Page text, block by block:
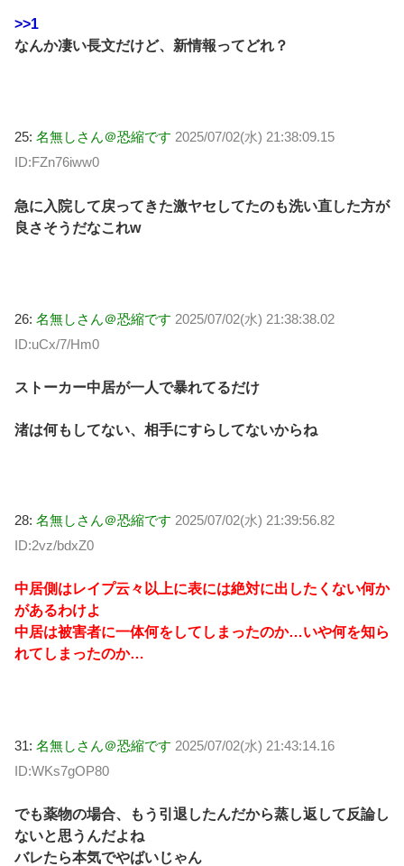
>>1
なんか凄い長文だけど、新情報ってどれ？
25: 名無しさん＠恐縮です 2025/07/02(水) 21:38:09.15
ID:FZn76iww0
急に入院して戻ってきた激ヤセしてたのも洗い直した方が
良さそうだなこれw
26: 名無しさん＠恐縮です 2025/07/02(水) 21:38:38.02
ID:uCx/7/Hm0
ストーカー中居が一人で暴れてるだけ
渚は何もしてない、相手にすらしてないからね
28: 名無しさん＠恐縮です 2025/07/02(水) 21:39:56.82
ID:2vz/bdxZ0
中居側はレイプ云々以上に表には絶対に出したくない何か
があるわけよ
中居は被害者に一体何をしてしまったのか…いや何を知ら
れてしまったのか…
31: 名無しさん＠恐縮です 2025/07/02(水) 21:43:14.16
ID:WKs7gOP80
でも薬物の場合、もう引退したんだから蒸し返して反論し
ないと思うんだよね
バレたら本気でやばいじゃん